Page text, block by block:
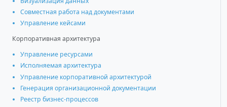
Совместная работа над документами
Управление кейсами
Корпоративная архитектура
Управление ресурсами
Исполняемая архитектура
Управление корпоративной архитектурой
Генерация организационной документации
Реестр бизнес-процессов